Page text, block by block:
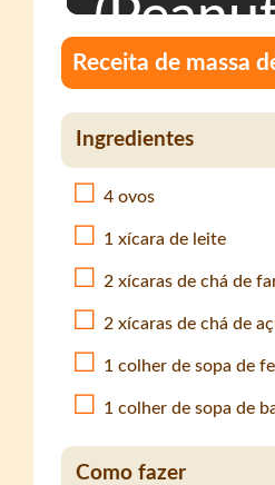
Receita de massa
Ingredientes
4 ovos
1 xícara de leite
2 xícaras de chá de
2 xícaras de chá de
1 colher de sopa de
1 colher de sopa de
Como fazer